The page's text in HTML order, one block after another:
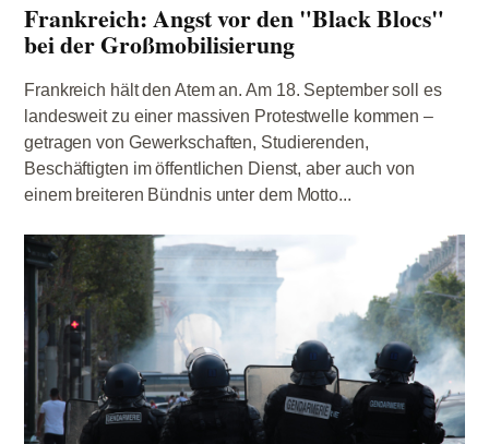
Frankreich: Angst vor den "Black Blocs"
bei der Großmobilisierung
Frankreich hält den Atem an. Am 18. September soll es
landesweit zu einer massiven Protestwelle kommen –
getragen von Gewerkschaften, Studierenden,
Beschäftigten im öffentlichen Dienst, aber auch von
einem breiteren Bündnis unter dem Motto...